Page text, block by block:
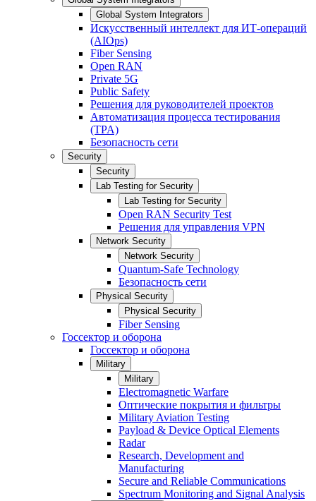
Global System Integrators
Искусственный интеллект для ИТ-операций
(AIOps)
Fiber Sensing
Open RAN
Private 5G
Public Safety
Решения для руководителей проектов
Автоматизация процесса тестирования
(TPA)
Безопасность сети
Security
Security
Lab Testing for Security
Lab Testing for Security
Open RAN Security Test
Решения для управления VPN
Network Security
Network Security
Quantum-Safe Technology
Безопасность сети
Physical Security
Physical Security
Fiber Sensing
Госсектор и оборона
Госсектор и оборона
Military
Military
Electromagnetic Warfare
Оптические покрытия и фильтры
Military Aviation Testing
Payload & Device Optical Elements
Radar
Research, Development and
Manufacturing
Secure and Reliable Communications
Spectrum Monitoring and Signal Analysis